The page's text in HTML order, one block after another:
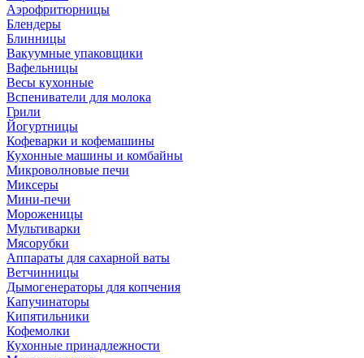
Аэрофритюрницы
Блендеры
Блинницы
Вакуумные упаковщики
Вафельницы
Весы кухонные
Вспениватели для молока
Грили
Йогуртницы
Кофеварки и кофемашины
Кухонные машины и комбайны
Микроволновые печи
Миксеры
Мини-печи
Мороженицы
Мультиварки
Мясорубки
Аппараты для сахарной ваты
Ветчинницы
Дымогенераторы для копчения
Капучинаторы
Кипятильники
Кофемолки
Кухонные принадлежности